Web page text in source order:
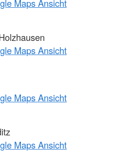
Maps Ansicht
Maps Ansicht
Maps Ansicht
Maps Ansicht